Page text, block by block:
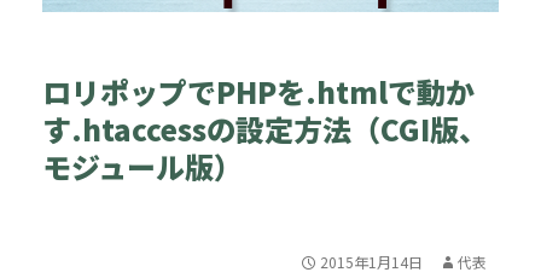
ロリポップでPHPを.htmlで動か
す.htaccessの設定方法（CGI版、
モジュール版）
2015年1月14日 代表